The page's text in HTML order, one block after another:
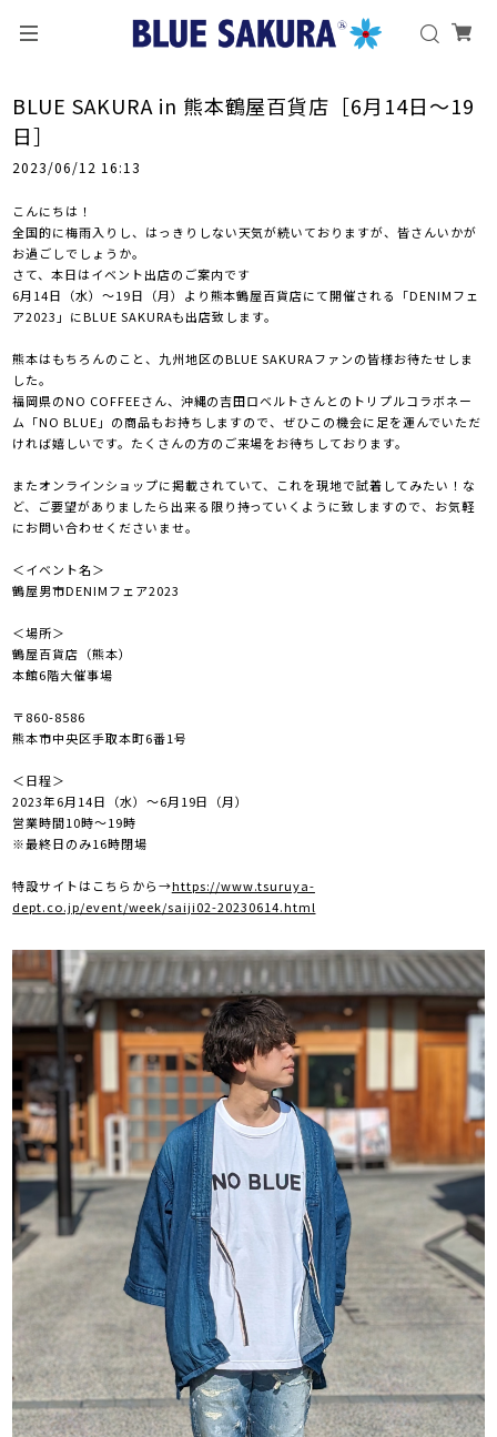
BLUE SAKURA in 熊本鶴屋百貨店［6月14日～19
日］
2023/06/12 16:13
こんにちは！
全国的に梅雨入りし、はっきりしない天気が続いておりますが、皆さんいかが
お過ごしでしょうか。
さて、本日はイベント出店のご案内です
6月14日（水）～19日（月）より熊本鶴屋百貨店にて開催される「DENIMフェ
ア2023」にBLUE SAKURAも出店致します。
熊本はもちろんのこと、九州地区のBLUE SAKURAファンの皆様お待たせしま
した。
福岡県のNO COFFEEさん、沖縄の吉田ロベルトさんとのトリプルコラボネー
ム「NO BLUE」の商品もお持ちしますので、ぜひこの機会に足を運んでいただ
ければ嬉しいです。たくさんの方のご来場をお待ちしております。
またオンラインショップに掲載されていて、これを現地で試着してみたい！な
ど、ご要望がありましたら出来る限り持っていくように致しますので、お気軽
にお問い合わせくださいませ。
＜イベント名＞
鶴屋男市DENIMフェア2023
＜場所＞
鶴屋百貨店（熊本）
本館6階大催事場
〒860-8586
熊本市中央区手取本町6番1号
＜日程＞
2023年6月14日（水）～6月19日（月）
営業時間10時～19時
※最終日のみ16時閉場
特設サイトはこちらから→https://www.tsuruya-
dept.co.jp/event/week/saiji02-20230614.html